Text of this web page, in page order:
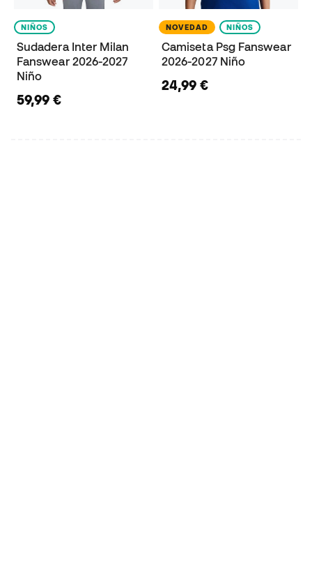
NIÑOS
Sudadera Inter Milan
Fanswear 2026-2027
Niño
59,99 €
NOVEDAD NIÑOS
Camiseta Psg Fanswear
2026-2027 Niño
24,99 €